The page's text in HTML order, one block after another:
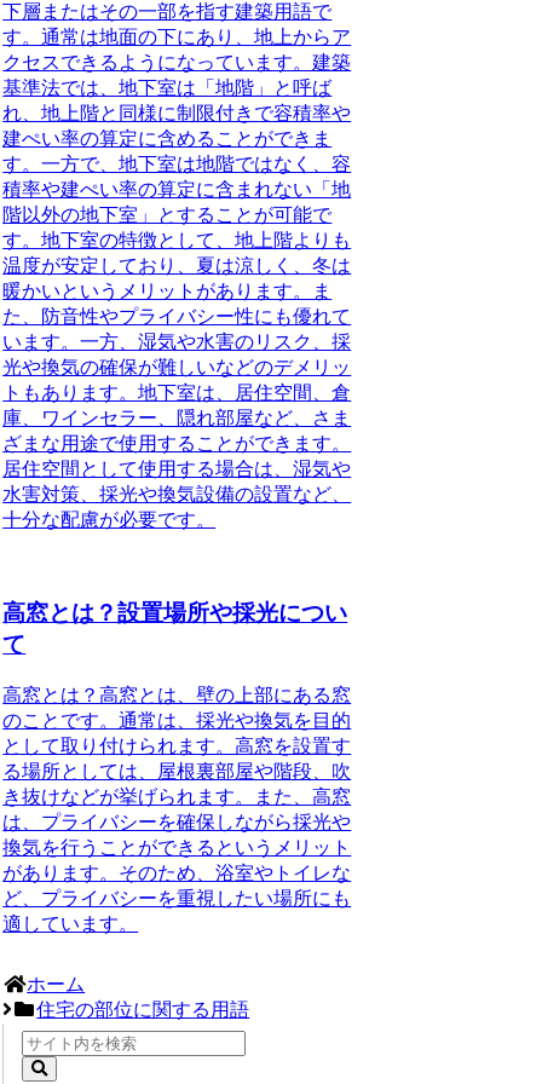
下層またはその一部を指す建築用語で
す。通常は地面の下にあり、地上からア
クセスできるようになっています。建築
基準法では、地下室は「地階」と呼ば
れ、地上階と同様に制限付きで容積率や
建ぺい率の算定に含めることができま
す。一方で、地下室は地階ではなく、容
積率や建ぺい率の算定に含まれない「地
階以外の地下室」とすることが可能で
す。地下室の特徴として、地上階よりも
温度が安定しており、夏は涼しく、冬は
暖かいというメリットがあります。ま
た、防音性やプライバシー性にも優れて
います。一方、湿気や水害のリスク、採
光や換気の確保が難しいなどのデメリッ
トもあります。地下室は、居住空間、倉
庫、ワインセラー、隠れ部屋など、さま
ざまな用途で使用することができます。
居住空間として使用する場合は、湿気や
水害対策、採光や換気設備の設置など、
十分な配慮が必要です。
高窓とは？設置場所や採光につい
て
高窓とは？高窓とは、壁の上部にある窓
のことです。通常は、採光や換気を目的
として取り付けられます。高窓を設置す
る場所としては、屋根裏部屋や階段、吹
き抜けなどが挙げられます。また、高窓
は、プライバシーを確保しながら採光や
換気を行うことができるというメリット
があります。そのため、浴室やトイレな
ど、プライバシーを重視したい場所にも
適しています。
ホーム
住宅の部位に関する用語